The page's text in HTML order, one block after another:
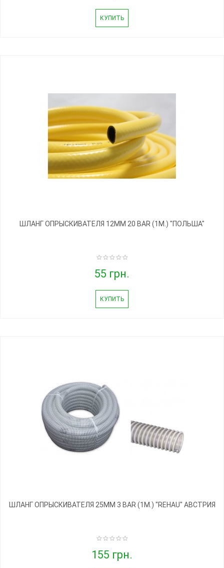
КУПИТЬ
ШЛАНГ ОПРЫСКИВАТЕЛЯ 12ММ 20 BAR (1М.) "ПОЛЬША"
55 грн.
КУПИТЬ
ШЛАНГ ОПРЫСКИВАТЕЛЯ 25ММ 3 BAR (1М.) "REHAU" АВСТРИЯ
155 грн.